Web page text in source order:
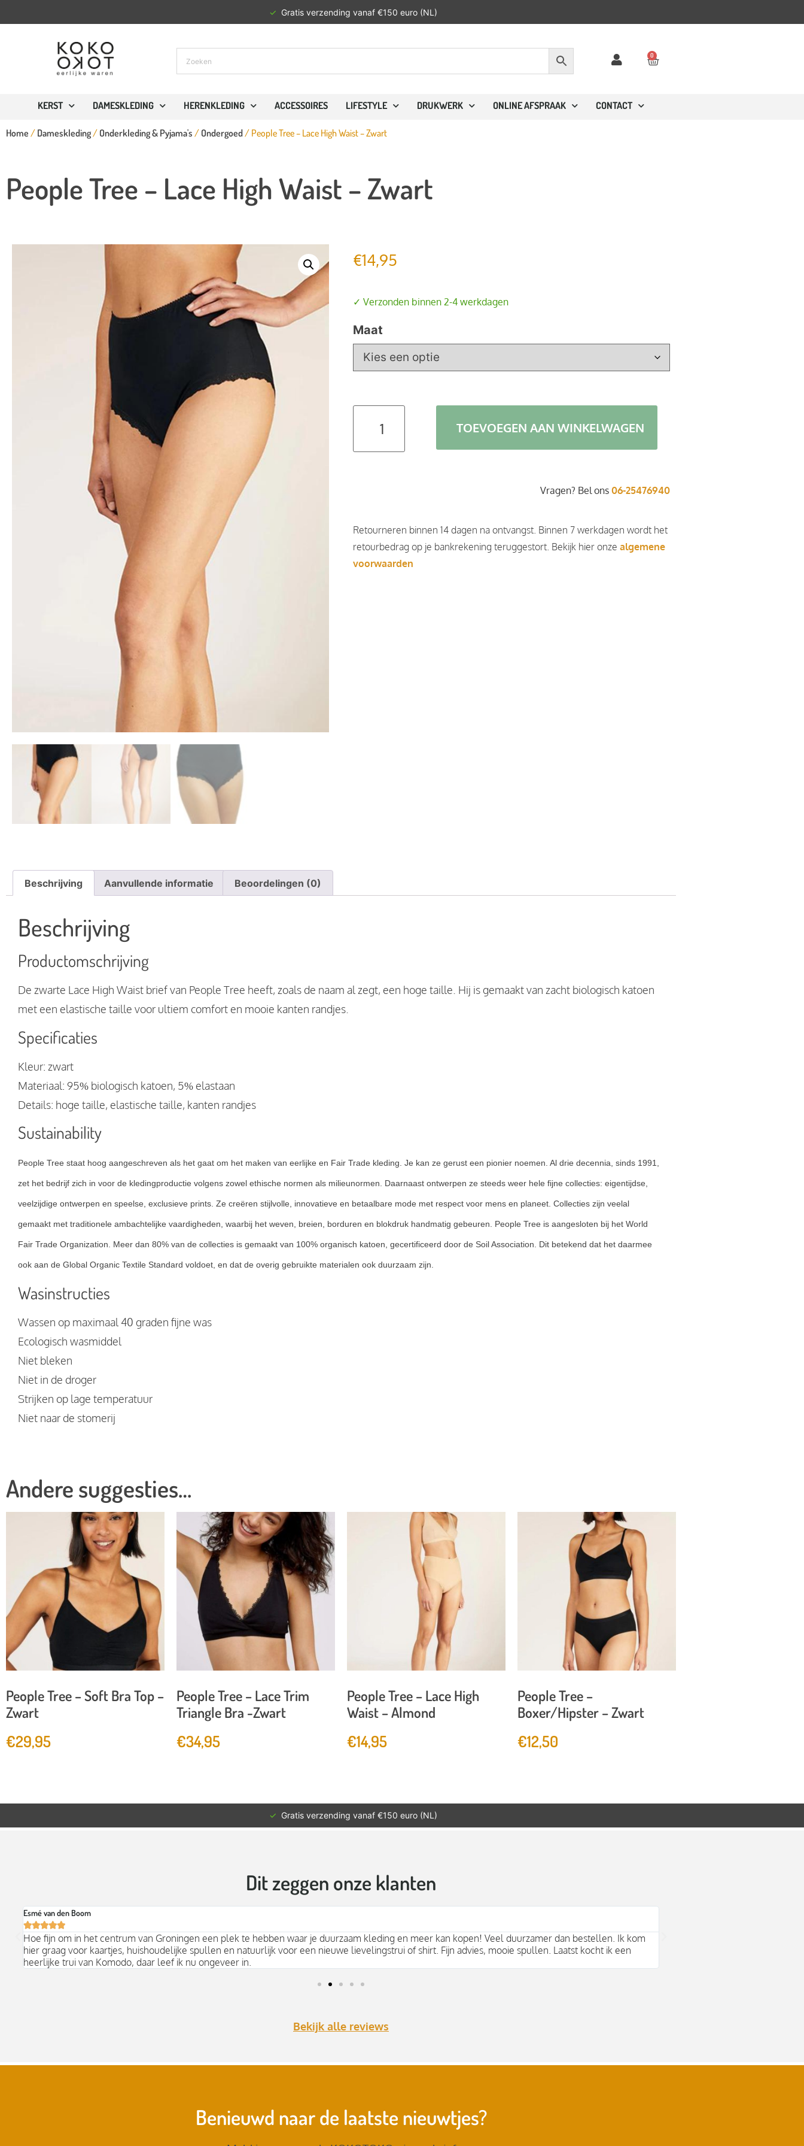
✓ Gratis verzending vanaf €150 euro (NL)
0
KERST DAMESKLEDING HERENKLEDING ACCESSOIRES LIFESTYLE DRUKWERK ONLINE AFSPRAAK CONTACT
Home / Dameskleding/ Onderkleding & Pyjama's / Ondergoed/ People Tree – Lace High Waist – Zwart
People Tree – Lace High Waist – Zwart
€14,95
✓ Verzonden binnen 2-4 werkdagen
Maat
TOEVOEGEN AAN WINKELWAGEN
Vragen? Bel ons 06-25476940
Retourneren binnen 14 dagen na ontvangst. Binnen 7 werkdagen wordt het
retourbedrag op je bankrekening teruggestort. Bekijk hier onze algemene
voorwaarden
Beschrijving Aanvullende informatie Beoordelingen (0)
Beschrijving
Productomschrijving
De zwarte Lace High Waist brief van People Tree heeft, zoals de naam al zegt, een hoge taille. Hij is gemaakt van zacht biologisch katoen
met een elastische taille voor ultiem comfort en mooie kanten randjes.
Specificaties
Kleur: zwart
Materiaal: 95% biologisch katoen, 5% elastaan
Details: hoge taille, elastische taille, kanten randjes
Sustainability
People Tree staat hoog aangeschreven als het gaat om het maken van eerlijke en Fair Trade kleding. Je kan ze gerust een pionier noemen. Al drie decennia, sinds 1991,
zet het bedrijf zich in voor de kledingproductie volgens zowel ethische normen als milieunormen. Daarnaast ontwerpen ze steeds weer hele fijne collecties: eigentijdse,
veelzijdige ontwerpen en speelse, exclusieve prints. Ze creëren stijlvolle, innovatieve en betaalbare mode met respect voor mens en planeet. Collecties zijn veelal
gemaakt met traditionele ambachtelijke vaardigheden, waarbij het weven, breien, borduren en blokdruk handmatig gebeuren. People Tree is aangesloten bij het World
Fair Trade Organization. Meer dan 80% van de collecties is gemaakt van 100% organisch katoen, gecertificeerd door de Soil Association. Dit betekend dat het daarmee
ook aan de Global Organic Textile Standard voldoet, en dat de overig gebruikte materialen ook duurzaam zijn.
Wasinstructies
Wassen op maximaal 40 graden fijne was
Ecologisch wasmiddel
Niet bleken
Niet in de droger
Strijken op lage temperatuur
Niet naar de stomerij
Andere suggesties…
People Tree – Soft Bra Top –
Zwart
€29,95
People Tree – Lace Trim
Triangle Bra -Zwart
€34,95
People Tree – Lace High
Waist – Almond
€14,95
People Tree –
Boxer/Hipster – Zwart
€12,50
✓ Gratis verzending vanaf €150 euro (NL)
Dit zeggen onze klanten
Esmé van den Boom

Hoe fijn om in het centrum van Groningen een plek te hebben waar je duurzaam kleding en meer kan kopen! Veel duurzamer dan bestellen. Ik kom
hier graag voor kaartjes, huishoudelijke spullen en natuurlijk voor een nieuwe lievelingstrui of shirt. Fijn advies, mooie spullen. Laatst kocht ik een
heerlijke trui van Komodo, daar leef ik nu ongeveer in.
Bekijk alle reviews
Benieuwd naar de laatste nieuwtjes?